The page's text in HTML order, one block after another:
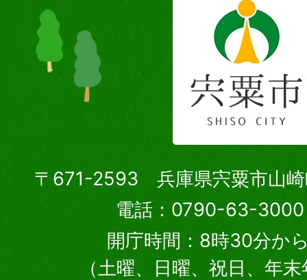
〒671-2593 兵庫県宍粟市山崎
電話：0790-63-3000
開庁時間：8時30分か
（土曜、日曜、祝日、年